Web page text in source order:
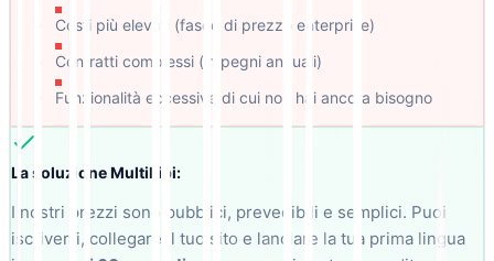
Costi più elevati (fasce di prezzo enterprise)
Contratti complessi (impegni annuali)
Funzionalità eccessive di cui non hai ancora bisogno
La soluzione MultiLipi:
I nostri prezzi sono pubblici, prevedibili e semplici. Puoi
iscriverti, collegare il tuo sito e lanciare la tua prima lingua